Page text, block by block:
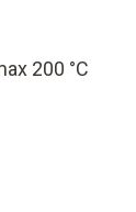
200 °C